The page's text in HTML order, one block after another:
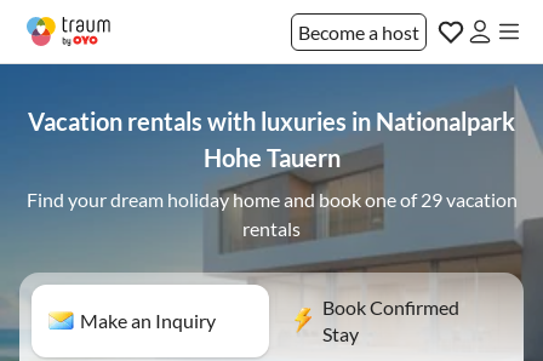
Become a host
Vacation rentals with luxuries in Nationalpark
Hohe Tauern
Find your dream holiday home and book one of 29 vacation
rentals
Make an Inquiry
Book Confirmed
Stay